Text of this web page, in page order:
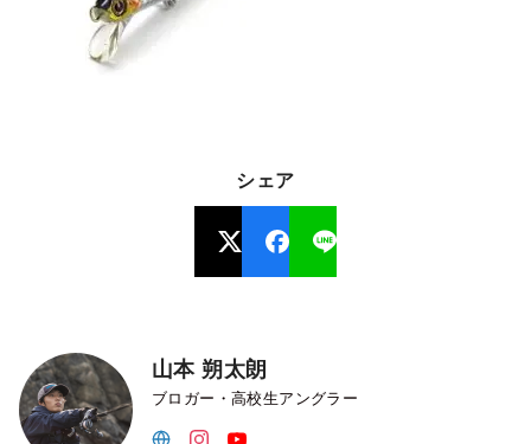
シェア
山本 朔太朗
ブロガー・高校生アングラー